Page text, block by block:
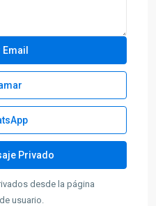
desde la página
usuario.